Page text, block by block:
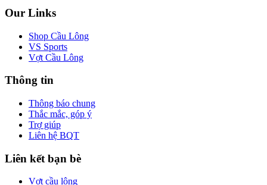
Our Links
Shop Cầu Lông
VS Sports
Vợt Cầu Lông
Thông tin
Thông báo chung
Thắc mắc, góp ý
Trợ giúp
Liên hệ BQT
Liên kết bạn bè
Vợt cầu lông